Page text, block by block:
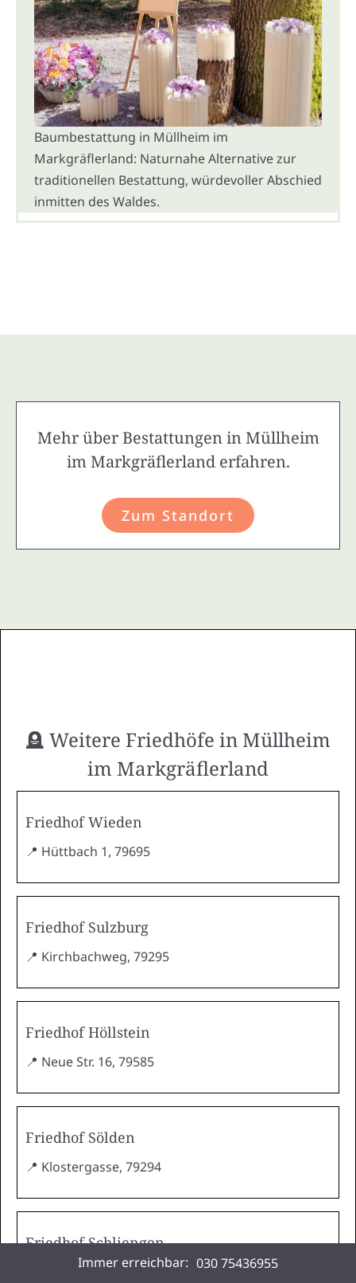
Baumbestattung in Müllheim im
Markgräflerland: Naturnahe Alternative zur
traditionellen Bestattung, würdevoller Abschied
inmitten des Waldes.
Mehr über Bestattungen in Müllheim
im Markgräflerland erfahren.
Zum Standort
🪦 Weitere Friedhöfe in Müllheim
im Markgräflerland
Friedhof Wieden
📍 Hüttbach 1, 79695
Friedhof Sulzburg
📍 Kirchbachweg, 79295
Friedhof Höllstein
📍 Neue Str. 16, 79585
Friedhof Sölden
📍 Klostergasse, 79294
Friedhof Schliengen
📍 Am Sonnenstück, 79418
Immer erreichbar: 030 75436955